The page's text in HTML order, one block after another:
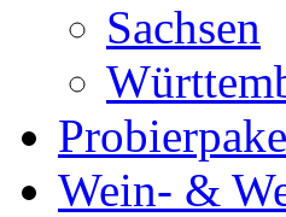
Sachsen
Wein- &